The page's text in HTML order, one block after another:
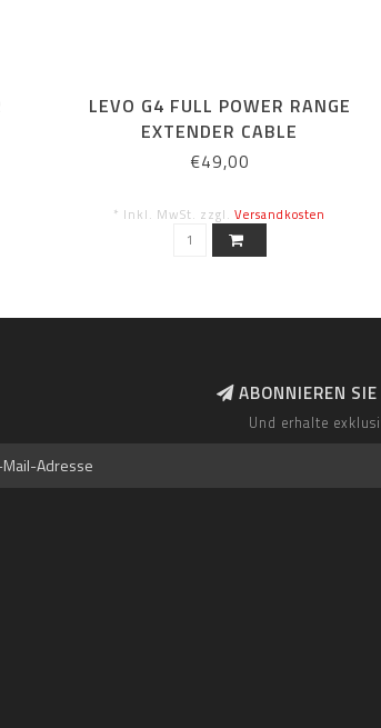
LEVO G4 FULL POWER RANGE
EXTENDER CABLE
€49,00
* Inkl. MwSt. zzgl.Versandkosten
ABONNIEREN
Und erhalte